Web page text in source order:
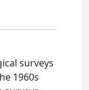
surveys
1960s